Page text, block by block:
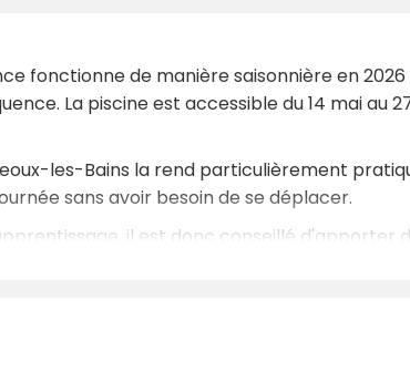
fonctionne de manière saisonnière en
La piscine est accessible du 14 mai au
les-Bains la rend particulièrement
sans avoir besoin de se déplacer.
il est donc conseillé d'apporter
sont disponibles dans le centre-ville, à
et aux voyageurs en quête de repos.
la forte demande dans la région du Verdon